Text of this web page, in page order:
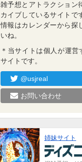
雑予想とアトラクション
カイブしているサイトで
情報はカレンダーから探
いね。
＊当サイトは個人が運営
サイトです。
@usjreal
お問い合わせ
姉妹サイト